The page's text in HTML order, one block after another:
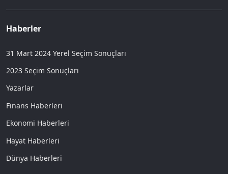
Haberler
31 Mart 2024 Yerel Seçim Sonuçları
2023 Seçim Sonuçları
Yazarlar
Finans Haberleri
Ekonomi Haberleri
Hayat Haberleri
Dünya Haberleri